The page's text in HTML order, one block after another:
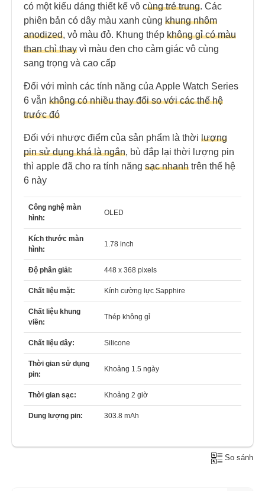
có một kiểu dáng thiết kế vô cùng trẻ trung. Các
phiên bản có dây màu xanh cùng khung nhôm
anodized, vỏ màu đỏ. Khung thép không gỉ có màu
than chì thay vì màu đen cho cảm giác vô cùng
sang trọng và cao cấp
Đối với mình các tính năng của Apple Watch Series
6 vẫn không có nhiều thay đổi so với các thế hệ
trước đó
Đối với nhược điểm của sản phẩm là thời lượng
pin sử dụng khá là ngắn, bù đắp lại thời lượng pin
thì apple đã cho ra tính năng sạc nhanh trên thế hệ
6 này
Công nghệ màn
hình:
OLED
Kích thước màn
hình:
1.78 inch
Độ phân giải: 448 x 368 pixels
Chất liệu mặt: Kính cường lực Sapphire
Chất liệu khung
viền:
Thép không gỉ
Chất liệu dây: Silicone
Thời gian sử dụng
pin:
Khoảng 1.5 ngày
Thời gian sạc: Khoảng 2 giờ
Dung lượng pin: 303.8 mAh
So sánh